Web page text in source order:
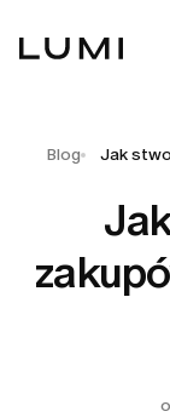
Blog Jak